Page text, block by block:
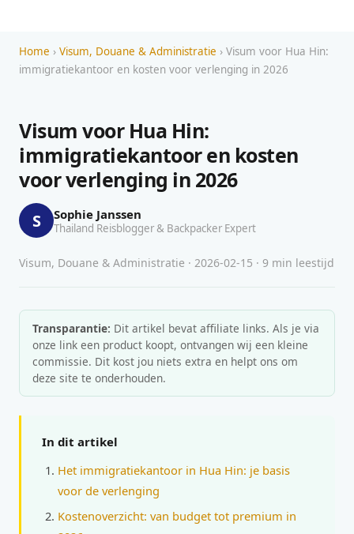
Home › Visum, Douane & Administratie › Visum voor Hua Hin:
immigratiekantoor en kosten voor verlenging in 2026
Visum voor Hua Hin:
immigratiekantoor en kosten
voor verlenging in 2026
S Sophie Janssen
Thailand Reisblogger & Backpacker Expert
Visum, Douane & Administratie · 2026-02-15 · 9 min leestijd
Transparantie: Dit artikel bevat affiliate links. Als je via
onze link een product koopt, ontvangen wij een kleine
commissie. Dit kost jou niets extra en helpt ons om
deze site te onderhouden.
In dit artikel
Het immigratiekantoor in Hua Hin: je basis
voor de verlenging
Kostenoverzicht: van budget tot premium in